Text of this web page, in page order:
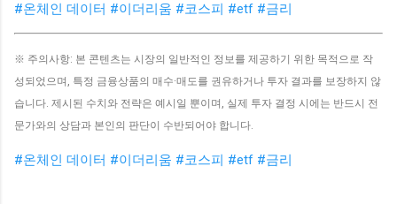
#온체인 데이터 #이더리움 #코스피 #etf #금리
※ 주의사항: 본 콘텐츠는 시장의 일반적인 정보를 제공하기 위한 목적으로 작
성되었으며, 특정 금융상품의 매수·매도를 권유하거나 투자 결과를 보장하지 않
습니다. 제시된 수치와 전략은 예시일 뿐이며, 실제 투자 결정 시에는 반드시 전
문가와의 상담과 본인의 판단이 수반되어야 합니다.
#온체인 데이터 #이더리움 #코스피 #etf #금리